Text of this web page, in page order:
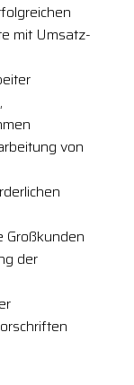
mit Umsatz-
von
Großkunden
der